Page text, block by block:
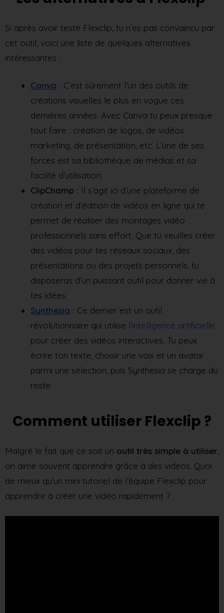
Si après avoir testé Flexclip, tu n’es pas convaincu par
cet outil, voici une liste de quelques alternatives
intéressantes :
Canva : C’est sûrement l’un des outils de
créations visuelles le plus en vogue ces
dernières années. Avec Canva tu peux presque
tout faire : création de logos, de vidéos
marketing, de présentation, etc. L’une de ses
forces est sa bibliothèque de médias et sa
facilité d’utilisation.
ClipChamp : Il s’agit ici d’une plateforme de
création et d’édition de vidéos en ligne qui te
permet de réaliser des montages vidéo
professionnels sans effort. Que tu veuilles créer
des vidéos pour tes réseaux sociaux, des
présentations ou des projets personnels, tu
disposeras d’un puissant outil pour donner vie à
tes idées.
Synthesia : Ce dernier est un outil
révolutionnaire qui utilise l’intelligence artificielle
pour créer des vidéos interactives. Tu peux
écrire ton texte, choisir une voix et un avatar
parmi une sélection, puis Synthesia se charge du
reste.
Comment utiliser Flexclip ?
Malgré le fait que ce soit un outil très simple à utiliser
on aime souvent apprendre grâce à des vidéos. Quoi
de mieux qu’un mini tutoriel de l’équipe Flexclip pour
apprendre à créer une vidéo rapidement ?